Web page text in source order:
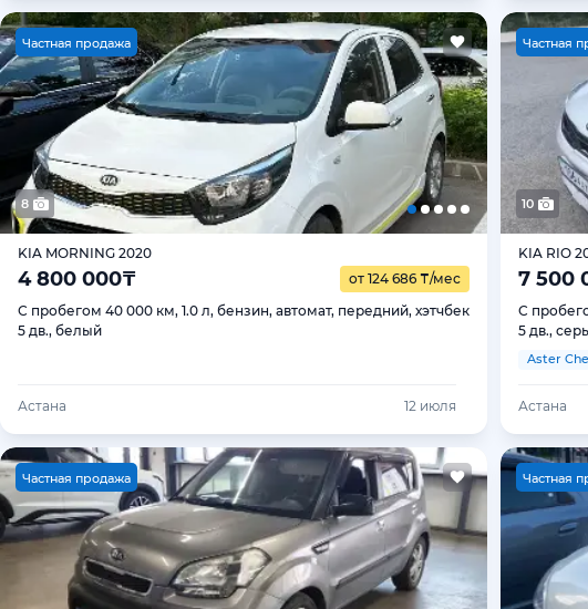
Частная продажа
8
KIA MORNING 2020
4 800 000₸ от 124 686 ₸/мес
С пробегом 40 000 км, 1.0 л, бензин, автомат, передний, хэтчбек
5 дв., белый
Астана 12 июля
Частная
10
KIA RIO
7 500
С
5 дв.,
Aster
Астана
Частная продажа Частная